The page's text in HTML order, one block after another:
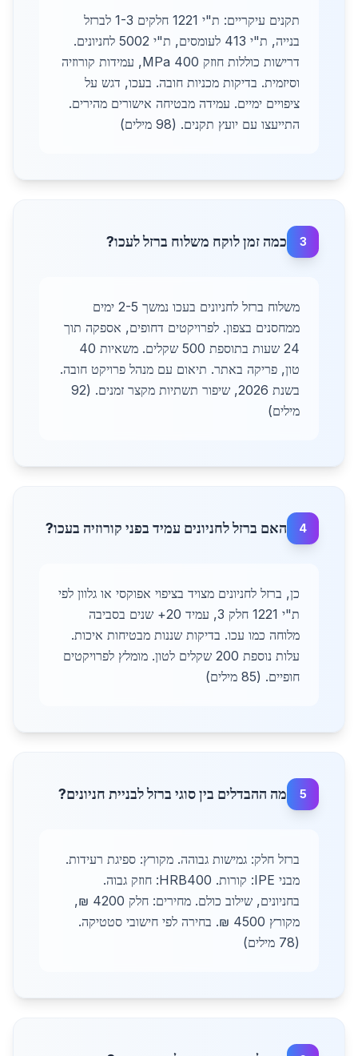
תקנים עיקריים: ת"י 1221 חלקים 1-3 לברזל
בנייה, ת"י 413 לעומסים, ת"י 5002 לחניונים.
דרישות כוללות חוזק 400 MPa, עמידות קורוזיה
וסיזמית. בדיקות מכניות חובה. בעכו, דגש על
ציפויים ימיים. עמידה מבטיחה אישורים מהירים.
התייעצו עם יועץ תקנים. (98 מילים)
3 כמה זמן לוקח משלוח ברזל לעכו?
משלוח ברזל לחניונים בעכו נמשך 2-5 ימים
ממחסנים בצפון. לפרויקטים דחופים, אספקה תוך
24 שעות בתוספת 500 שקלים. משאיות 40
טון, פריקה באתר. תיאום עם מנהל פרויקט חובה.
בשנת 2026, שיפור תשתיות מקצר זמנים. (92
מילים)
4 האם ברזל לחניונים עמיד בפני קורוזיה בעכו?
כן, ברזל לחניונים מצויד בציפוי אפוקסי או גלוון לפי
ת"י 1221 חלק 3, עמיד 20+ שנים בסביבה
מלוחה כמו עכו. בדיקות שננות מבטיחות איכות.
עלות נוספת 200 שקלים לטון. מומלץ לפרויקטים
חופיים. (85 מילים)
5 מה ההבדלים בין סוגי ברזל לבניית חניונים?
ברזל חלק: גמישות גבוהה. מקורץ: ספיגת רעידות.
מבני IPE: קורות. HRB400: חוזק גבוה.
בחניונים, שילוב כולם. מחירים: חלק 4200 ₪,
מקורץ 4500 ₪. בחירה לפי חישובי סטטיקה.
(78 מילים)